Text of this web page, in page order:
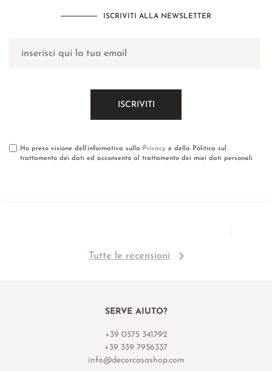
ISCRIVITI ALLA NEWSLETTER
Ho preso visione dell’informativa sulla Privacy e della Politica sul
trattamento dei dati ed acconsento al trattamento dei miei dati personali
Tutte le recensioni
SERVE AIUTO?
+39 0575 341792
+39 339 7956337
info@decorcasashop.com